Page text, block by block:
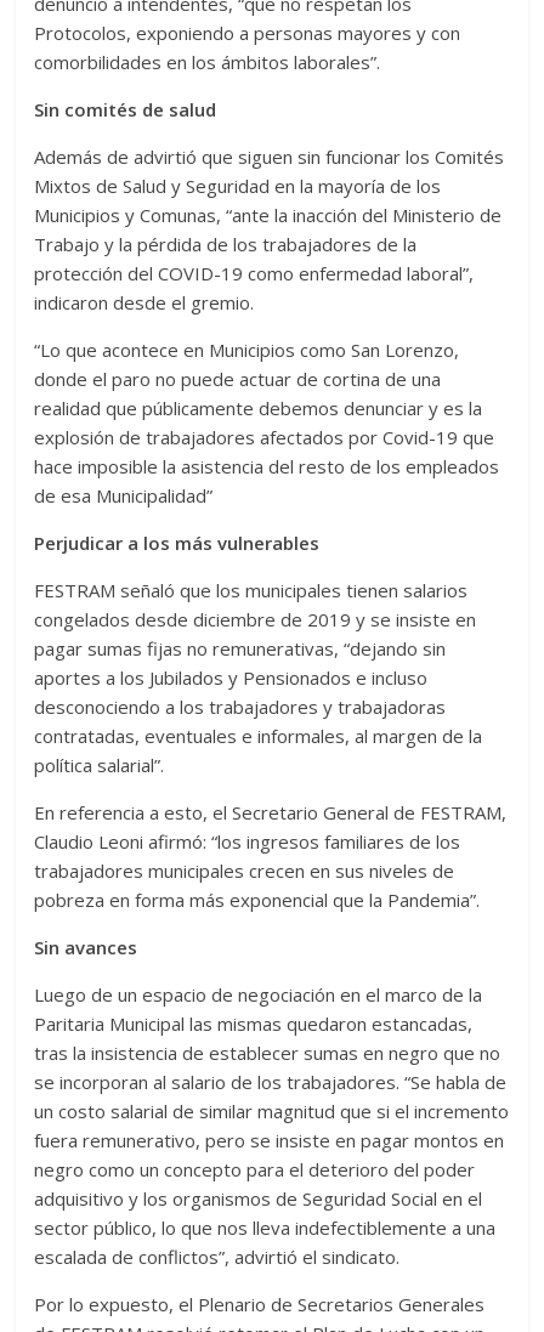
Protocolos, exponiendo a personas mayores y con
comorbilidades en los ámbitos laborales”.
Sin comités de salud
Además de advirtió que siguen sin funcionar los Comités
Mixtos de Salud y Seguridad en la mayoría de los
Municipios y Comunas, “ante la inacción del Ministerio de
Trabajo y la pérdida de los trabajadores de la
protección del COVID-19 como enfermedad laboral”,
indicaron desde el gremio.
“Lo que acontece en Municipios como San Lorenzo,
donde el paro no puede actuar de cortina de una
realidad que públicamente debemos denunciar y es la
explosión de trabajadores afectados por Covid-19 que
hace imposible la asistencia del resto de los empleados
de esa Municipalidad”
Perjudicar a los más vulnerables
FESTRAM señaló que los municipales tienen salarios
congelados desde diciembre de 2019 y se insiste en
pagar sumas fijas no remunerativas, “dejando sin
aportes a los Jubilados y Pensionados e incluso
desconociendo a los trabajadores y trabajadoras
contratadas, eventuales e informales, al margen de la
política salarial”.
En referencia a esto, el Secretario General de FESTRAM,
Claudio Leoni afirmó: “los ingresos familiares de los
trabajadores municipales crecen en sus niveles de
pobreza en forma más exponencial que la Pandemia”.
Sin avances
Luego de un espacio de negociación en el marco de la
Paritaria Municipal las mismas quedaron estancadas,
tras la insistencia de establecer sumas en negro que no
se incorporan al salario de los trabajadores. “Se habla de
un costo salarial de similar magnitud que si el incremento
fuera remunerativo, pero se insiste en pagar montos en
negro como un concepto para el deterioro del poder
adquisitivo y los organismos de Seguridad Social en el
sector público, lo que nos lleva indefectiblemente a una
escalada de conflictos”, advirtió el sindicato.
Por lo expuesto, el Plenario de Secretarios Generales